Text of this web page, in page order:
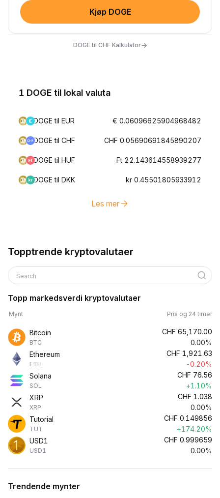
Kjøp DOGE
DOGE til CHF Kalkulator→
1 DOGE til lokal valuta
DOGE til EUR € 0.06096625904968482
DOGE til CHF CHF 0.05690691845890207
DOGE til HUF Ft 22.143614558939277
DOGE til DKK kr 0.45501805933912
Les mer
Topptrende kryptovalutaer
Search
Topp markedsverdi kryptovalutaer
Mynt Pris og 24 timer
Bitcoin
BTC
CHF 65,170.00
0.00%
Ethereum
ETH
CHF 1,921.63
-0.20%
Solana
SOL
CHF 76.56
+1.10%
XRP
XRP
CHF 1.038
0.00%
Tutorial
TUT
CHF 0.149856
+174.20%
USD1
USD1
CHF 0.999659
0.00%
Trendende mynter